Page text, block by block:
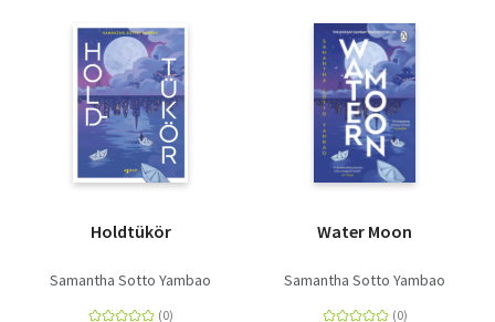
Holdtükör
Samantha Sotto Yambao
Water Moon
Samantha Sotto Yambao